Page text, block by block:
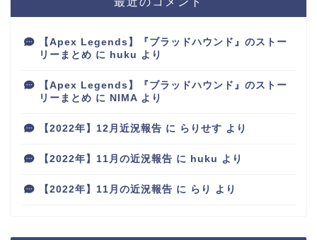
【Apex Legends】『ブラッドハウンド』のストー
リーまとめ に huku より
【Apex Legends】『ブラッドハウンド』のストー
リーまとめ に NIMA より
【2022年】12月近況報告 に らりせす より
【2022年】11月の近況報告 に huku より
【2022年】11月の近況報告 に らり より